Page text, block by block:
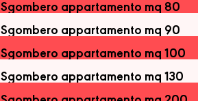
Sgombero appartamento mq 80
Sgombero appartamento mq 90
Sgombero appartamento mq 100
Sgombero appartamento mq 130